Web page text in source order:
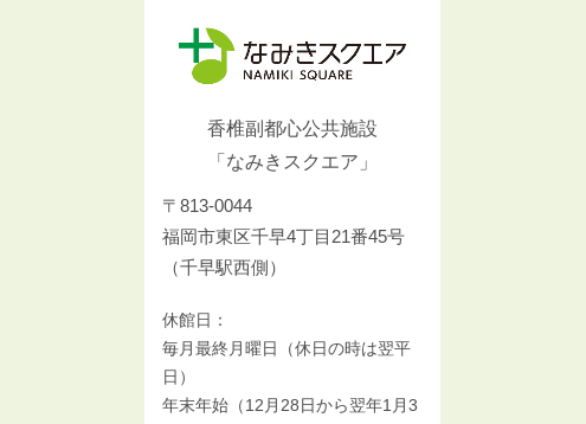
香椎副都心公共施設
「なみきスクエア」
〒813-0044
福岡市東区千早4丁目21番45号
（千早駅西側）
休館日：
毎月最終月曜日（休日の時は翌平
日）
年末年始（12月28日から翌年1月3